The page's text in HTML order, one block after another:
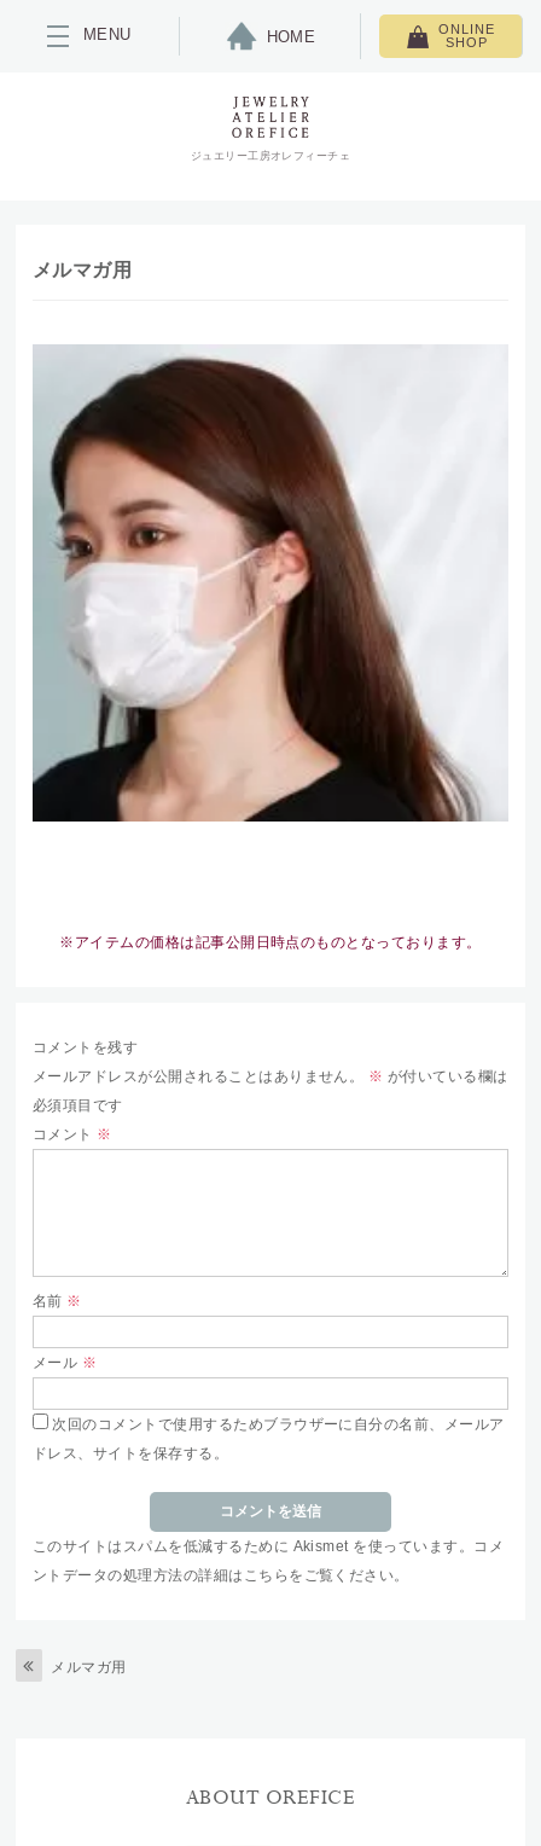
MENU HOME
ONLINE
SHOP
ジュエリー工房オレフィーチェ
メルマガ用
※アイテムの価格は記事公開日時点のものとなっております。
コメントを残す
メールアドレスが公開されることはありません。
※ が付いている欄は
必須項目です
コメント ※
名前 ※
メール ※
次回のコメントで使用するためブラウザーに自分の名前、メールア
ドレス、サイトを保存する。
このサイトはスパムを低減するために Akismet を使っています。
コメ
ントデータの処理方法の詳細はこちらをご覧ください。
メルマガ用
ABOUT OREFICE